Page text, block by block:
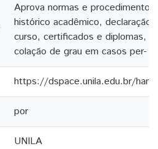
Aprova normas e
histórico acadêmico, declaração
curso, certificados e diplomas,
colação de grau em casos per-
https://dspace.unila.edu.br/
por
UNILA